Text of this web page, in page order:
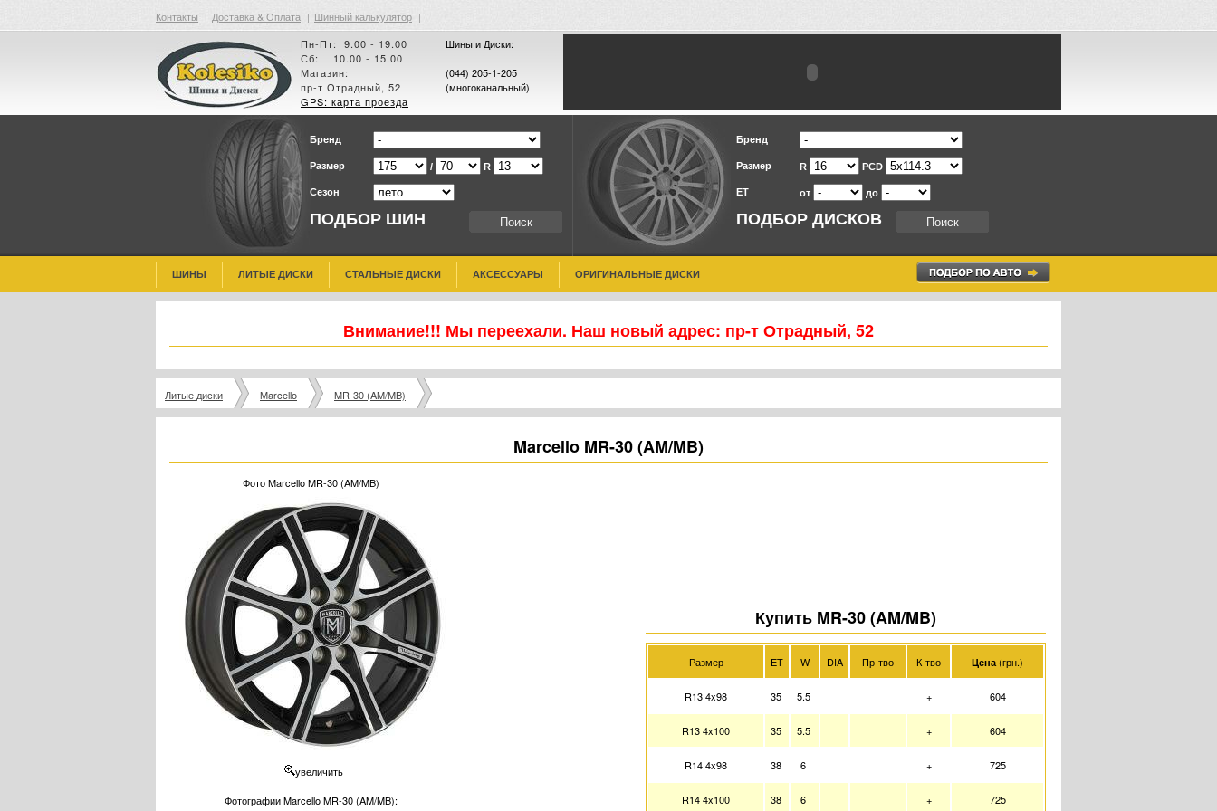
Контакты | Доставка & Оплата | Шинный калькулятор |
Пн-Пт: 9.00 - 19.00
Сб: 10.00 - 15.00
Магазин:
пр-т Отрадный, 52
GPS: карта проезда
Шины и Диски:
(044) 205-1-205
(многоканальный)
ПОДБОР ШИН
Бренд
Размер / R
Сезон
ПОДБОР ДИСКОВ
Бренд
Размер R PCD
ET от до
ШИНЫ ЛИТЫЕ ДИСКИ СТАЛЬНЫЕ ДИСКИ АКСЕССУАРЫ ОРИГИНАЛЬНЫЕ ДИСКИ
Внимание!!! Мы переехали. Наш новый адрес: пр-т Отрадный, 52
Литые диски Marcello MR-30 (AM/MB)
Marcello MR-30 (AM/MB)
Фото Marcello MR-30 (AM/MB)
увеличить
Фотографии Marcello MR-30 (AM/MB):
Купить MR-30 (AM/MB)
Размер ET W DIA Пр-тво К-тво Цена (грн.)
R13 4x98 35 5.5 + 604
R13 4x100 35 5.5 + 604
R14 4x98 38 6 + 725
R14 4x100 38 6 + 725